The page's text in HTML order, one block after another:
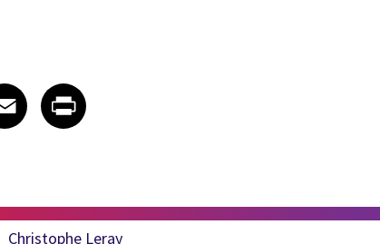
on Xon Facebook
article on Email
Email
Share article on Print
Christophe Leray